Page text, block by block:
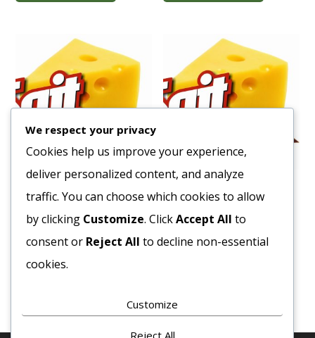
Aroma Dawn Vanília 1kg
14401Ft
Bruttó egység ár:ft/db.
Liszt BL- 55 1kg.
380Ft
Bruttó egység ár:ft/kg.
We respect your privacy
Cookies help us improve your experience,
deliver personalized content, and analyze
traffic. You can choose which cookies to allow
by clicking Customize. ClickAccept All to
consent or Reject All to decline non-essential
cookies.
Customize
Reject All